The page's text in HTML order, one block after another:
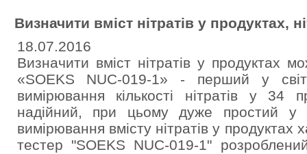
Визначити вміст нітратів у продуктах,
18.07.2016
Визначити вміст нітратів у продуктах
«SOEKS NUC-019-1» - перший у
вимірювання кількості нітратів у 34
надійний, при цьому дуже простий у
вимірювання вмісту нітратів у продуктах
тестер "SOEKS NUC-019-1"